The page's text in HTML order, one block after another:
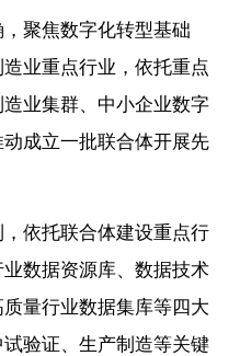
聚焦数字化转型基础
业重点行业，依托重点
业集群、中小企业数字
成立一批联合体开展先
依托联合体建设重点行
数据资源库、数据技术
量行业数据集库等四大
验证、生产制造等关键